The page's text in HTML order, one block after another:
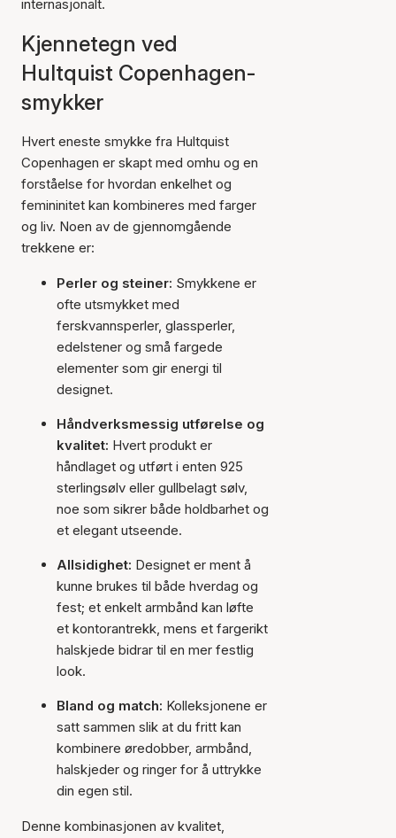
internasjonalt.
Kjennetegn ved
Hultquist Copenhagen-
smykker
Hvert eneste smykke fra Hultquist
Copenhagen er skapt med omhu og en
forståelse for hvordan enkelhet og
femininitet kan kombineres med farger
og liv. Noen av de gjennomgående
trekkene er:
Perler og steiner: Smykkene er
ofte utsmykket med
ferskvannsperler, glassperler,
edelstener og små fargede
elementer som gir energi til
designet.
Håndverksmessig utførelse og
kvalitet: Hvert produkt er
håndlaget og utført i enten 925
sterlingsølv eller gullbelagt sølv,
noe som sikrer både holdbarhet og
et elegant utseende.
Allsidighet: Designet er ment å
kunne brukes til både hverdag og
fest; et enkelt armbånd kan løfte
et kontorantrekk, mens et fargerikt
halskjede bidrar til en mer festlig
look.
Bland og match: Kolleksjonene er
satt sammen slik at du fritt kan
kombinere øredobber, armbånd,
halskjeder og ringer for å uttrykke
din egen stil.
Denne kombinasjonen av kvalitet,